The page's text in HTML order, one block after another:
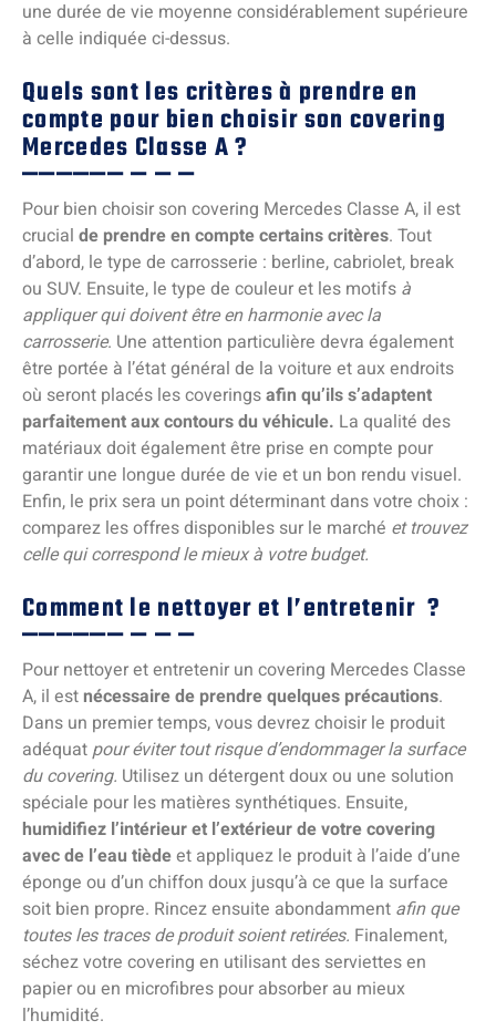
une durée de vie moyenne considérablement supérieure
à celle indiquée ci-dessus.
Quels sont les critères à prendre en
compte pour bien choisir son covering
Mercedes Classe A ?
Pour bien choisir son covering Mercedes Classe A, il est
crucial de prendre en compte certains critères. Tout
d’abord, le type de carrosserie : berline, cabriolet, break
ou SUV. Ensuite, le type de couleur et les motifs à
appliquer qui doivent être en harmonie avec la
carrosserie. Une attention particulière devra également
être portée à l’état général de la voiture et aux endroits
où seront placés les coveringsafin qu’ils s’adaptent
parfaitement aux contours du véhicule. La qualité des
matériaux doit également être prise en compte pour
garantir une longue durée de vie et un bon rendu visuel.
Enfin, le prix sera un point déterminant dans votre choix :
comparez les offres disponibles sur le marché et trouvez
celle qui correspond le mieux à votre budget.
Comment le nettoyer et l’entretenir ?
Pour nettoyer et entretenir un covering Mercedes Classe
A, il est nécessaire de prendre quelques précautions.
Dans un premier temps, vous devrez choisir le produit
adéquatpour éviter tout risque d’endommager la surface
du covering. Utilisez un détergent doux ou une solution
spéciale pour les matières synthétiques. Ensuite,
humidifiez l’intérieur et l’extérieur de votre covering
avec de l’eau tièdeet appliquez le produit à l’aide d’une
éponge ou d’un chiffon doux jusqu’à ce que la surface
soit bien propre. Rincez ensuite abondamment afin que
toutes les traces de produit soient retirées. Finalement,
séchez votre covering en utilisant des serviettes en
papier ou en microfibres pour absorber au mieux
l’humidité.